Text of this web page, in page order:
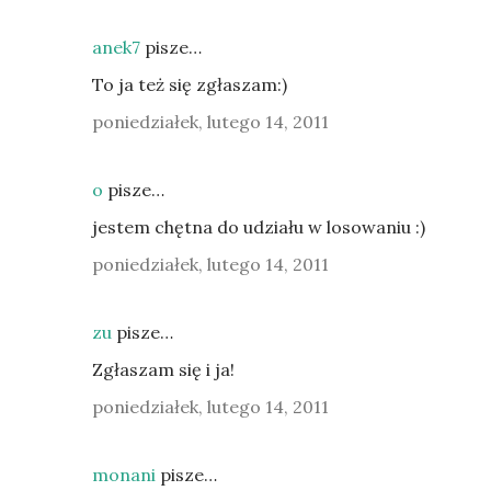
anek7 pisze…
To ja też się zgłaszam:)
poniedziałek, lutego 14, 2011
o pisze…
jestem chętna do udziału w losowaniu :)
poniedziałek, lutego 14, 2011
zu pisze…
Zgłaszam się i ja!
poniedziałek, lutego 14, 2011
monani pisze…